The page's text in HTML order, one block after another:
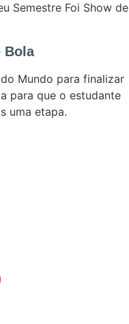
Semestre Foi Show de
Bola
Mundo para finalizar
para que o estudante
uma etapa.